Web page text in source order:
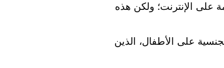
على الإنترنت؛ ولكن هذه
على الأطفال، الذين